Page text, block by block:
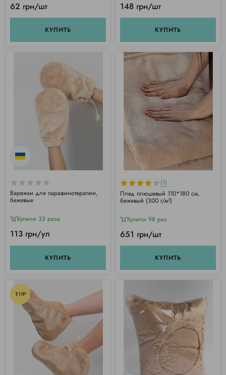
62 грн/шт
КУПИТЬ
148 грн/шт
КУПИТЬ
Варежки для парафинотерапии,
бежевые
Купили 33 раза
113 грн/уп
КУПИТЬ
(1)
Плед плюшевый 110*180 см,
бежевый (300 г/м²)
Купили 98 раз
651 грн/шт
КУПИТЬ
TOP